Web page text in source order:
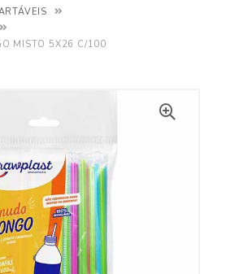
MISTO 5X26 C/100